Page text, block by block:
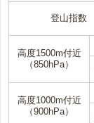
登山指数
高度1500m付近
（850hPa）
高度1000m付近
（900hPa）